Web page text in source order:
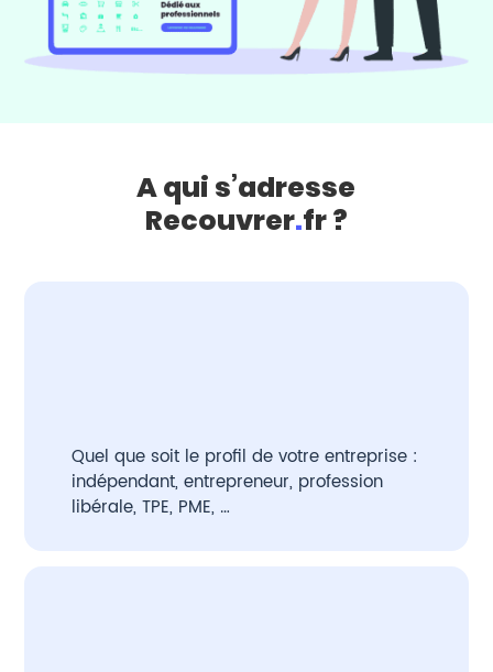
A qui s’adresse
Recouvrer.fr ?
Quel que soit le profil de votre entreprise :
indépendant, entrepreneur, profession
libérale, TPE, PME, …